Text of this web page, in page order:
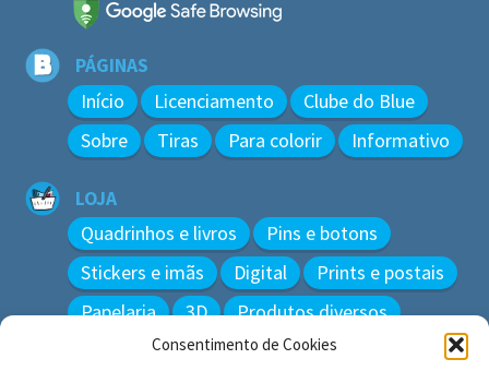
Consentimento de Cookies
PÁGINAS
Início Licenciamento
Clube do Blue
Sobre
Tiras Para colorir Informativo
LOJA
Quadrinhos e livros
Pins e botons
Stickers e imãs
Digital
Prints e postais
Papelaria
3D Produtos diversos